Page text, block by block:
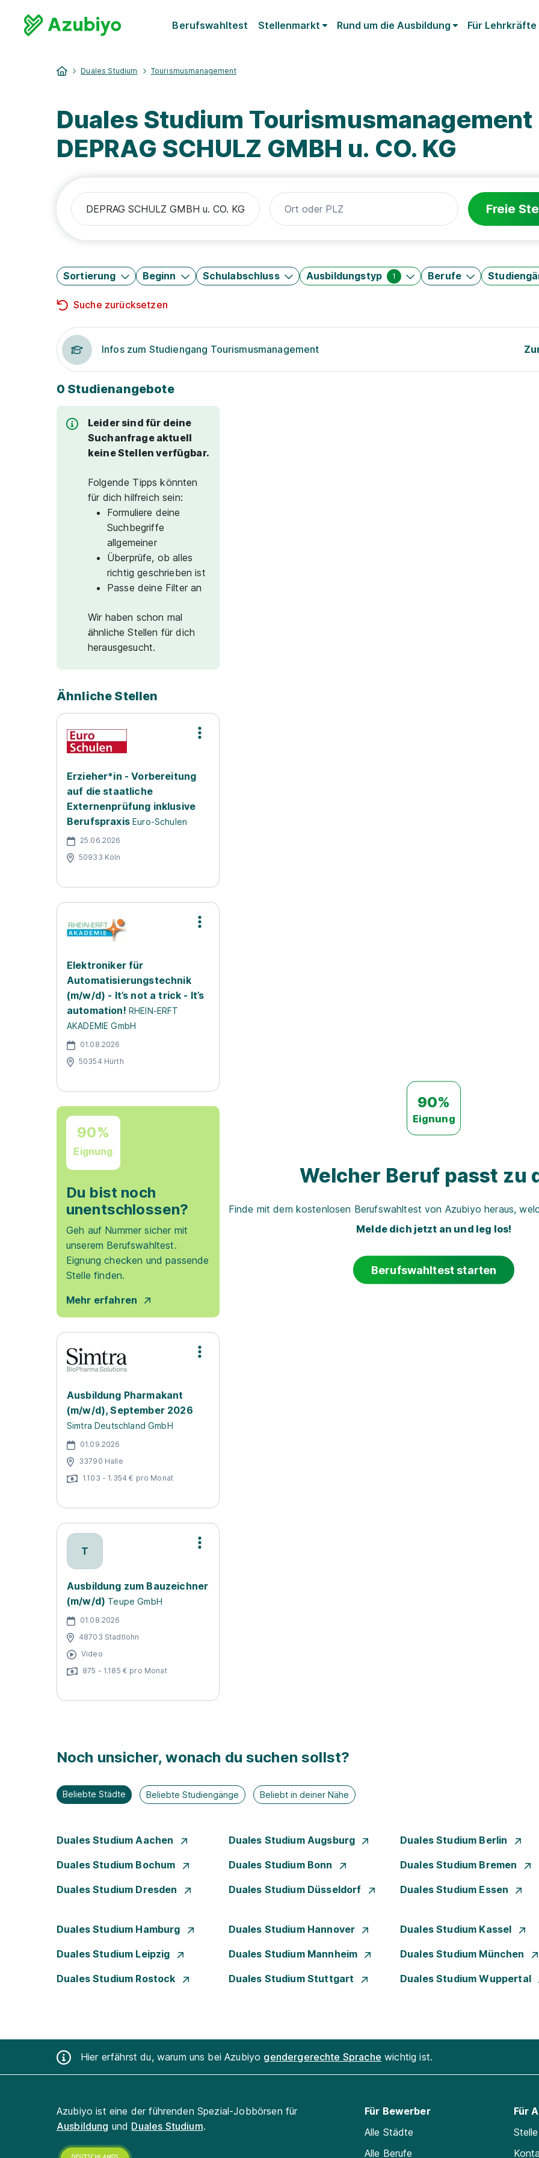
Berufswahltest Stellenmarkt Rund um die Ausbildung Für Lehrkräfte
Duales Studium Tourismusmanagement
Duales Studium Tourismusmanagement
DEPRAG SCHULZ GMBH u. CO. KG
Freie
Sortierung Beginn Schulabschluss Ausbildungstyp 1 Berufe
Suche zurücksetzen
Infos zum Studiengang Tourismusmanagement
0 Studienangebote
Leider sind für deine
Suchanfrage aktuell
keine Stellen verfügbar.
Folgende Tipps könnten
für dich hilfreich sein:
Formuliere deine
Suchbegriffe
allgemeiner
Überprüfe, ob alles
richtig geschrieben ist
Passe deine Filter an
Wir haben schon mal
ähnliche Stellen für dich
herausgesucht.
Ähnliche Stellen
Erzieher*in - Vorbereitung
auf die staatliche
Externenprüfung inklusive
Berufspraxis Euro-Schulen
25.06.2026
50933 Köln
Elektroniker für
Automatisierungstechnik
(m/w/d) - It’s not a trick - It’s
automation! RHEIN-ERFT
AKADEMIE GmbH
01.08.2026
50354 Hürth
90%
Eignung
Du bist noch
unentschlossen?
Geh auf Nummer sicher mit
unserem Berufswahltest.
Eignung checken und passende
Stelle finden.
Mehr erfahren
Ausbildung Pharmakant
(m/w/d), September 2026
Simtra Deutschland GmbH
01.09.2026
33790 Halle
1.103 - 1.354 € pro Monat
T
Ausbildung zum Bauzeichner
(m/w/d) Teupe GmbH
01.08.2026
48703 Stadtlohn
Video
875 - 1.185 € pro Monat
90%
Eignung
Welcher Beruf passt zu
Finde mit dem kostenlosen Berufswahltest von Azubiyo heraus,
Melde dich jetzt an und leg los!
Berufswahltest starten
Noch unsicher, wonach du suchen sollst?
Beliebte Städte Beliebte Studiengänge Beliebt in deiner Nähe
Duales Studium Aachen Duales Studium Augsburg Duales Studium Berlin
Duales Studium Bochum Duales Studium Bonn Duales Studium Bremen
Duales Studium Dresden Duales Studium Düsseldorf Duales Studium Essen
Duales Studium Hamburg Duales Studium Hannover Duales Studium Kassel
Duales Studium Leipzig Duales Studium Mannheim Duales Studium München
Duales Studium Rostock Duales Studium Stuttgart Duales Studium Wuppertal
Hier erfährst du, warum uns bei Azubiyo gendergerechte Sprache wichtig ist.
Azubiyo ist eine der führenden Spezial-Jobbörsen für
Ausbildung und Duales Studium.
Für Bewerber
Alle Städte
Alle Berufe
Für